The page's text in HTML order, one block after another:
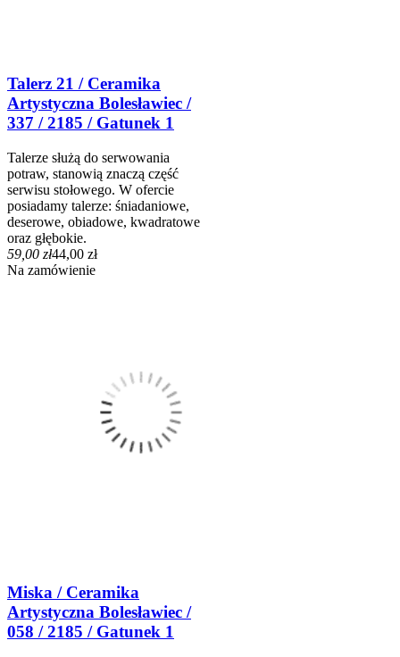
Talerz 21 / Ceramika
Artystyczna Bolesławiec /
337 / 2185 / Gatunek 1
Talerze służą do serwowania
potraw, stanowią znaczą część
serwisu stołowego. W ofercie
posiadamy talerze: śniadaniowe,
deserowe, obiadowe, kwadratowe
oraz głębokie.
59,00 zł44,00 zł
Na zamówienie
Miska / Ceramika
Artystyczna Bolesławiec /
058 / 2185 / Gatunek 1